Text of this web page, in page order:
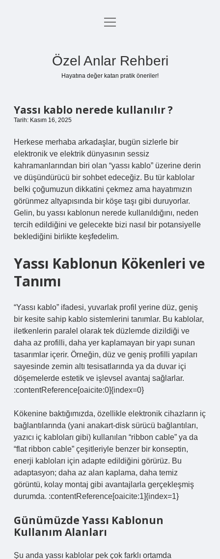
Anasayfa
menüyü
Özel Anlar Rehberi
Hayatına değer katan pratik öneriler!
Yassı kablo nerede kullanılır ?
Tarih: Kasım 16, 2025
Herkese merhaba arkadaşlar, bugün sizlerle bir
elektronik ve elektrik dünyasının sessiz
kahramanlarından biri olan “yassı kablo” üzerine derin
ve düşündürücü bir sohbet edeceğiz. Bu tür kablolar
belki çoğumuzun dikkatini çekmez ama hayatımızın
görünmez altyapısında bir köşe taşı gibi duruyorlar.
Gelin, bu yassı kablonun nerede kullanıldığını, neden
tercih edildiğini ve gelecekte bizi nasıl bir potansiyelle
beklediğini birlikte keşfedelim.
Yassı Kablonun Kökenleri ve
Tanımı
“Yassı kablo” ifadesi, yuvarlak profil yerine düz, geniş
bir kesite sahip kablo sistemlerini tanımlar. Bu kablolar,
iletkenlerin paralel olarak tek düzlemde dizildiği ve
daha az profilli, daha yer kaplamayan bir yapı sunan
tasarımlar içerir. Örneğin, düz ve geniş profilli yapıları
sayesinde zemin altı tesisatlarında ya da duvar içi
döşemelerde estetik ve işlevsel avantaj sağlarlar.
:contentReference[oaicite:0]{index=0}
Kökenine baktığımızda, özellikle elektronik cihazların iç
bağlantılarında (yani anakart‑disk sürücü bağlantıları,
yazıcı iç kabloları gibi) kullanılan “ribbon cable” ya da
“flat ribbon cable” çeşitleriyle benzer bir konseptin,
enerji kabloları için adapte edildiğini görürüz. Bu
adaptasyon; daha az alan kaplama, daha temiz
görüntü, kolay montaj gibi avantajlarla gerçekleşmiş
durumda. :contentReference[oaicite:1]{index=1}
Günümüzde Yassı Kablonun
Kullanım Alanları
Şu anda yassı kablolar pek çok farklı ortamda